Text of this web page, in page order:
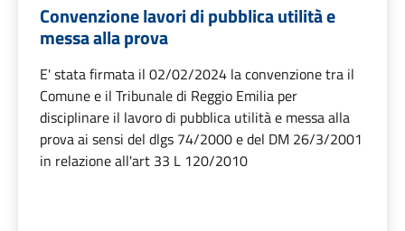
Convenzione lavori di pubblica utilità e
messa alla prova
E' stata firmata il 02/02/2024 la convenzione tra il
Comune e il Tribunale di Reggio Emilia per
disciplinare il lavoro di pubblica utilità e messa alla
prova ai sensi del dlgs 74/2000 e del DM 26/3/2001
in relazione all'art 33 L 120/2010